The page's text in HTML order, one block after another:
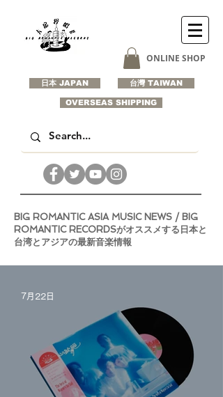
日本 JAPAN
ONLINE SHOP
台灣 TAIWAN
OVERSEAS SHIPPING
BIG ROMANTIC ASIA MUSIC NEWS / BIG
ROMANTIC RECORDSがオススメする日本と
台湾とアジアの最新音楽情報
7月22日